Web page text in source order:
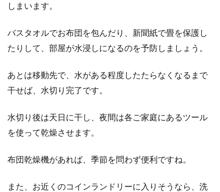
しまいます。
バスタオルでお布団を包んだり、新聞紙で畳を保護し
たりして、部屋が水浸しになるのを予防しましょう。
あとは移動先で、水がある程度したたらなくなるまで
干せば、水切り完了です。
水切り後は天日に干し、夜間は各ご家庭にあるツール
を使って乾燥させます。
布団乾燥機があれば、季節を問わず便利ですね。
また、お近くのコインランドリーに入りそうなら、洗